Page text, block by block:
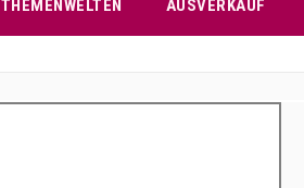
THEMENWELTEN AUSVERKAUF